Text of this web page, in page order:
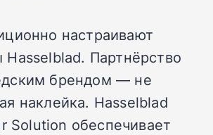
настраивают
Партнёрство
брендом — не
наклейка. Hasselblad
Solution обеспечивает